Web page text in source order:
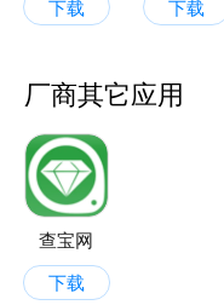
下载 下载
厂商其它应用
查宝网
下载